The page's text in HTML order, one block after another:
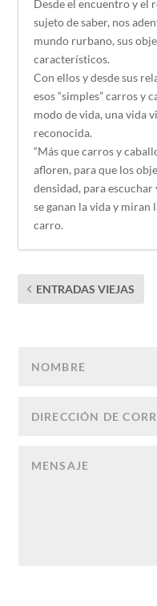
Desde el encuentro y
sujeto de saber, nos
mundo rurbano, sus
característicos.
Con ellos y desde sus
esos “simples” carros y
modo de vida, una vida
reconocida.
“Más que carros y
afloren, para que los
densidad, para
se ganan la vida y miran
carro.
ENTRADAS VIEJAS